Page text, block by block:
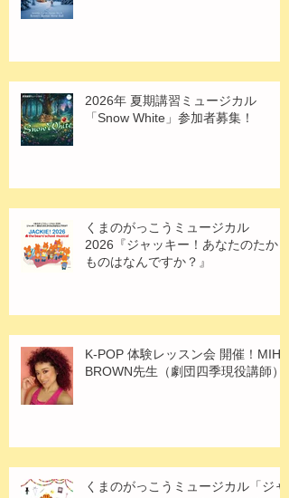
2026年 夏期講習ミュージカル
「Snow White」参加者募集！
くまのがっこうミュージカル
2026『ジャッキー！あなたのたから
ものはなんですか？』
K-POP 体験レッスン会 開催！MIHO
BROWN先生（劇団四季現役講師）
くまのがっこうミュージカル「ジャ